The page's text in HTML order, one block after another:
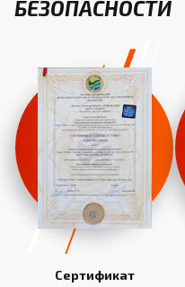
БЕЗОПАСНОСТИ
Сертификат